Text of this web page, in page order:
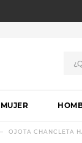
MUJER
OJOTA CHANCLETA
1.
botas
2.
skechers